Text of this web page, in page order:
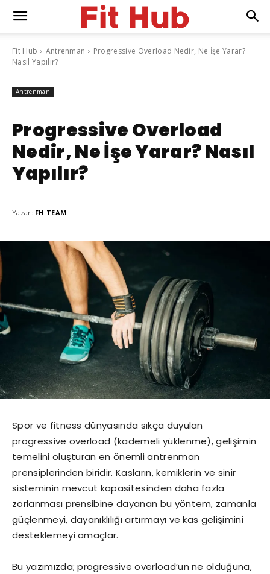
Fit Hub Antrenman
Progressive Overload Nedir, Ne İşe Yarar?
Nasıl Yapılır?
Antrenman
Progressive Overload
Nedir, Ne İşe Yarar? Nasıl
Yapılır?
Yazar: FH TEAM
Spor ve fitness dünyasında sıkça duyulan
progressive overload (kademeli yüklenme), gelişimin
temelini oluşturan en önemli antrenman
prensiplerinden biridir. Kasların, kemiklerin ve sinir
sisteminin mevcut kapasitesinden daha fazla
zorlanması prensibine dayanan bu yöntem, zamanla
güçlenmeyi, dayanıklılığı artırmayı ve kas gelişimini
desteklemeyi amaçlar.
Bu yazımızda; progressive overload’un ne olduğuna,